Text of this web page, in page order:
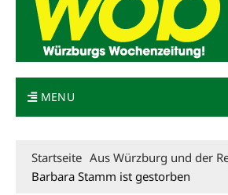
MENU
Startseite Aus Würzburg und der
Barbara Stamm ist gestorben